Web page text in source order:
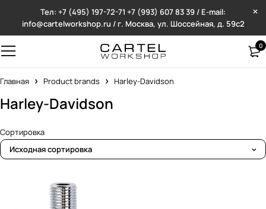
Тел: +7 (495) 197-72-71 +7 (993) 607 83 39 / E-mail:
info@cartelworkshop.ru / г. Москва, ул. Шоссейная, д. 59с2
0
Главная Product brands Harley-Davidson
Harley-Davidson
Сортировка
Исходная сортировка